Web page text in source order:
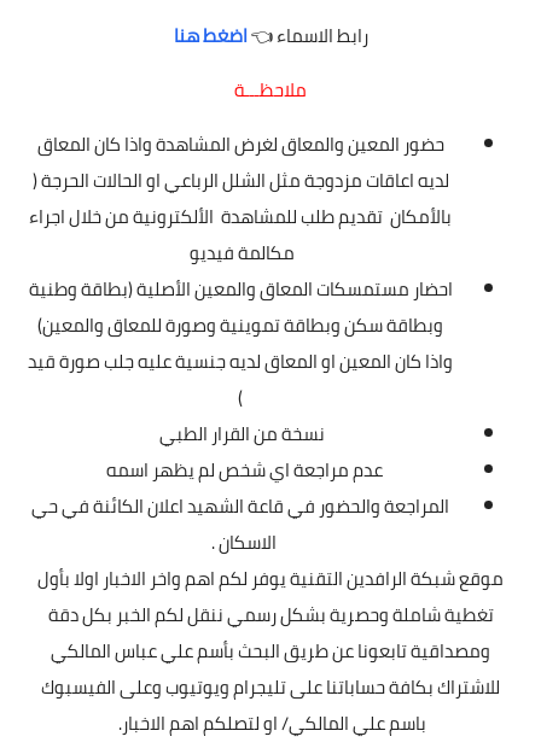
رابط الاسماء 👈اضغط هنا
ملاحظـــة
حضور المعين والمعاق لغرض المشاهدة واذا كان المعاق
لديه اعاقات مزدوجة مثل الشلل الرباعي او الحالات الحرجة (
بالأمكان تقديم طلب للمشاهدة الألكترونية من خلال اجراء
مكالمة فيديو
احضار مستمسكات المعاق والمعين الأصلية (بطاقة وطنية
وبطاقة سكن وبطاقة تموينية وصورة للمعاق والمعين)
واذا كان المعين او المعاق لديه جنسية عليه جلب صورة قيد
)
نسخة من القرار الطبي
عدم مراجعة اي شخص لم يظهر اسمه
المراجعة والحضور في قاعة الشهيد اعلان الكائنة في حي
الاسكان .
موقع شبكة الرافدين التقنية يوفر لكم اهم واخر الاخبار اولا بأول
تغطية شاملة وحصرية بشكل رسمي ننقل لكم الخبر بكل دقة
ومصداقية تابعونا عن طريق البحث بأسم علي عباس المالكي
للاشتراك بكافة حساباتنا على تليجرام ويوتيوب وعلى الفيسبوك
باسم علي المالكي/ او لتصلكم اهم الاخبار.